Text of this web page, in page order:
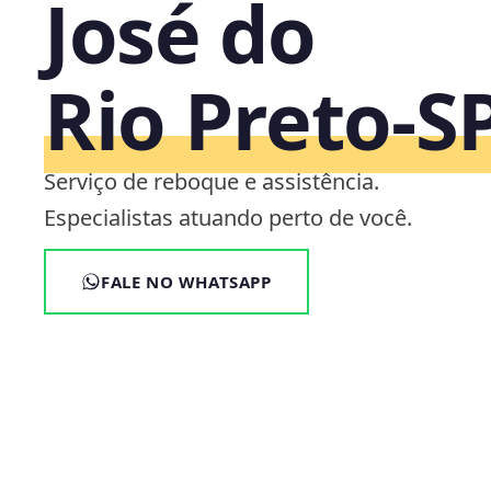
José do
Rio
Serviço de reboque e assistência.
Especialistas atuando perto de você.
FALE NO WHATSAPP